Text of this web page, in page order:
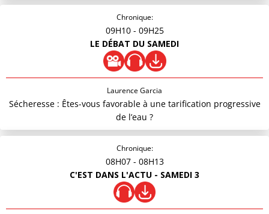
Chronique:
09H10 - 09H25
LE DÉBAT DU SAMEDI
Laurence Garcia
Sécheresse : Êtes-vous favorable à une tarification progressive
de l’eau ?
Chronique:
08H07 - 08H13
C'EST DANS L'ACTU - SAMEDI 3